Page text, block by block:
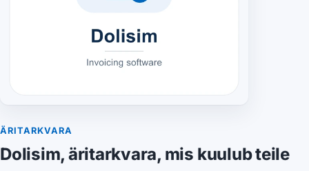
ÄRITARKVARA
Dolisim, äritarkvara, mis kuulub teile